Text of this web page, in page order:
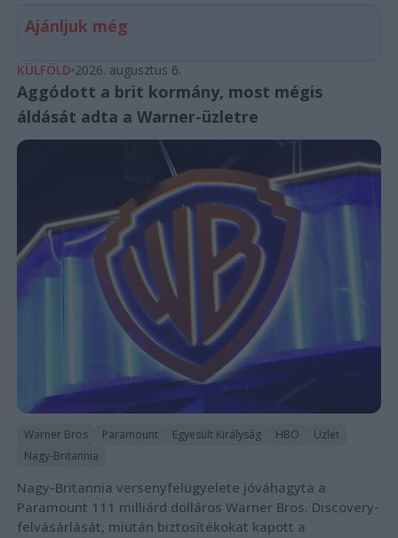
Ajánljuk még
KÜLFÖLD 2026. augusztus 6.
Aggódott a brit kormány, most mégis
áldását adta a Warner-üzletre
Warner Bros Paramount Egyesült Királyság HBO
Üzlet
Nagy-Britannia
Nagy-Britannia versenyfelügyelete jóváhagyta a
Paramount 111 milliárd dolláros Warner Bros. Discovery-
felvásárlását, miután biztosítékokat kapott a